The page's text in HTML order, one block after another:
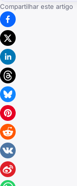
Compartilhar este artigo